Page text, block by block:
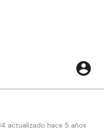
actualizado hace 5 años